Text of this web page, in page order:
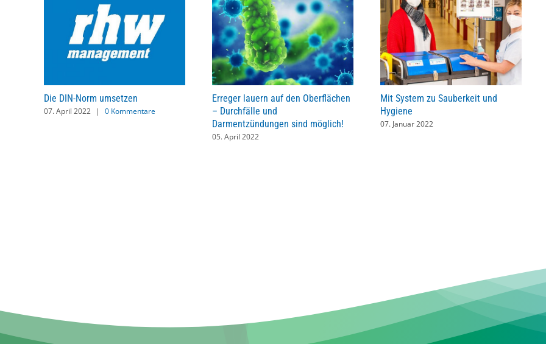
Die DIN-Norm umsetzen
07. April 2022 | 0 Kommentare
Erreger lauern auf den Oberflächen
– Durchfälle und
Darmentzündungen sind möglich!
05. April 2022
Mit System zu Sauberkeit und
Hygiene
07. Januar 2022